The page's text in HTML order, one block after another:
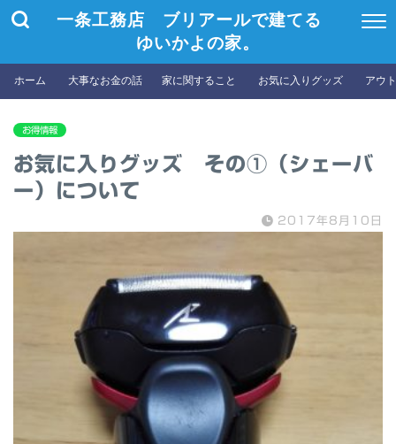
一条工務店 ブリアールで建てる
ゆいかよの家。
ホーム 大事なお金の話 家に関すること お気に入りグッズ アウ
お得情報
お気に入りグッズ その①（シェーバ
ー）について
2017年8月10日